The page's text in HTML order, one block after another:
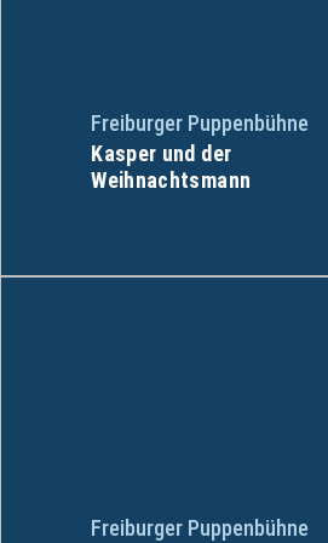
Freiburger Puppenbühne
Kasper und der
Weihnachtsmann
Freiburger Puppenbühne